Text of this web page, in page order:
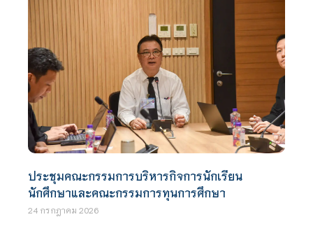
ประชุมคณะกรรมการบริหารกิจการนักเรียน
นักศึกษาและคณะกรรมการทุนการศึกษา
24 กรกฎาคม 2026